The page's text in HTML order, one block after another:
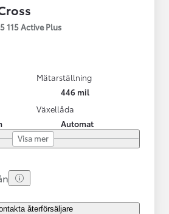
115 Active Plus
Mätarställning
446 mil
Växellåda
Automat
Visa mer
återförsäljare